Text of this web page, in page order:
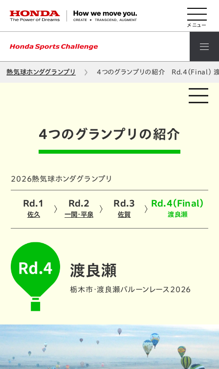
HONDA The Power of Dreams
熱気球ホンダグランプリ 4つのグランプリの紹介 Rd.4（Final）
4つのグランプリの紹介
2026熱気球ホンダグランプリ
Rd.1
佐久
Rd.2
一関・平泉
Rd.3
佐賀
Rd.4（Final）
渡良瀬
渡良瀬
栃木市・渡良瀬バルーンレース2026